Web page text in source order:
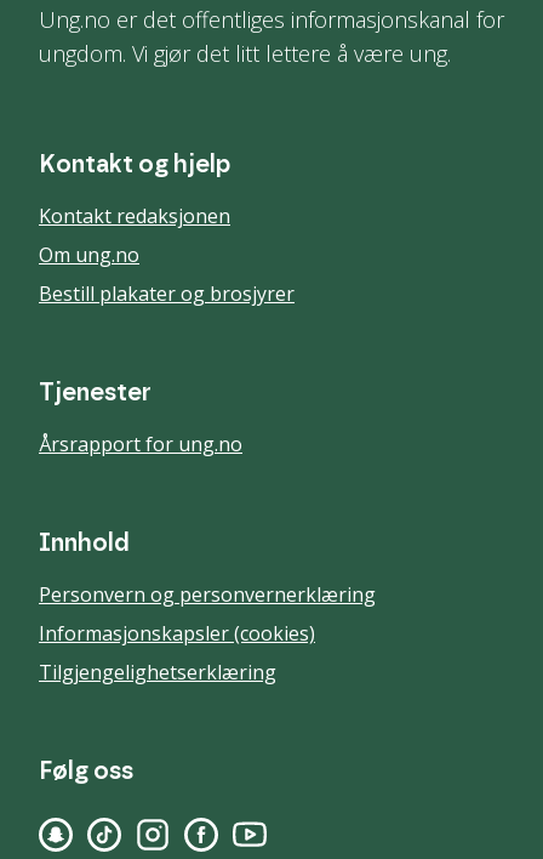
Ung.no er det offentliges informasjonskanal for
ungdom. Vi gjør det litt lettere å være ung.
Kontakt og hjelp
Kontakt redaksjonen
Om ung.no
Bestill plakater og brosjyrer
Tjenester
Årsrapport for ung.no
Innhold
Personvern og personvernerklæring
Informasjonskapsler (cookies)
Tilgjengelighetserklæring
Følg oss